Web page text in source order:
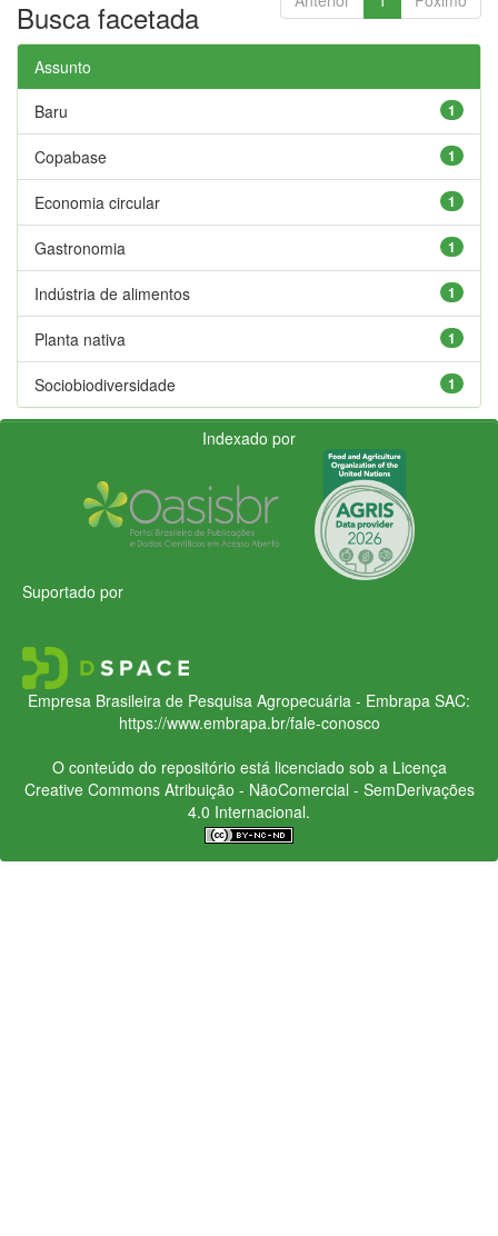
Busca facetada
Assunto
1
Baru
1
Copabase
1
Economia circular
1
Gastronomia
1
Indústria de alimentos
1
Planta nativa
1
Sociobiodiversidade
Indexado por
Suportado por
Empresa Brasileira de Pesquisa Agropecuária - Embrapa SAC:
https://www.embrapa.br/fale-conosco
O conteúdo do repositório está licenciado sob a Licença
Creative CommonsAtribuição - NãoComercial - SemDerivações
4.0 Internacional.